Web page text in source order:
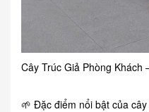
Cây Trúc Giả Phòng Khách
🌱 Đặc điểm nổi bật của